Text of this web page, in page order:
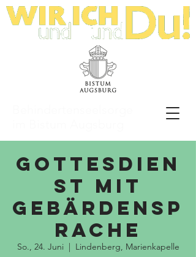
Gottesdien
st mit
Gebärdensp
rache
So., 24. Juni
  |
Lindenberg, Marienkapelle